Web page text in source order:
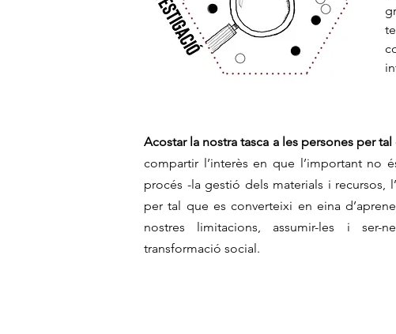
Acostar la nostra tasca a les persones per
compartir l’interès en que l’important no
procés -la gestió dels materials i recursos,
per tal que es converteixi en eina
nostres limitacions, assumir-les i ser-
transformació social.